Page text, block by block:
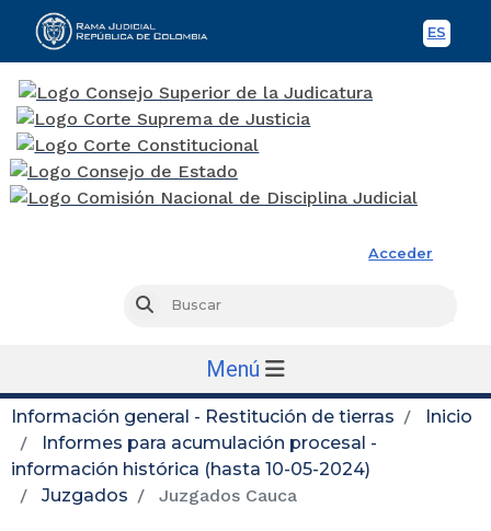
ES
Acceder
Buscar
Menú
Información general - Restitución de tierras
Inicio
Informes para acumulación procesal -
información histórica (hasta 10-05-2024)
Juzgados
Juzgados Cauca